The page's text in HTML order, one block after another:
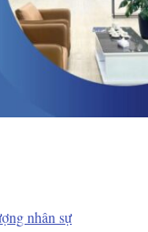
nhân sự